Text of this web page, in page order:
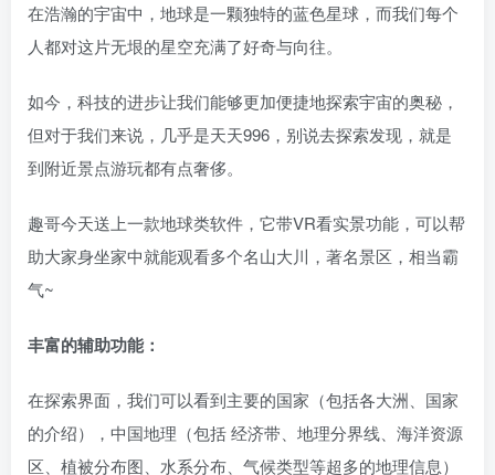
在浩瀚的宇宙中，地球是一颗独特的蓝色星球，而我们每个
人都对这片无垠的星空充满了好奇与向往。
如今，科技的进步让我们能够更加便捷地探索宇宙的奥秘，
但对于我们来说，几乎是天天996，别说去探索发现，就是
到附近景点游玩都有点奢侈。
趣哥今天送上一款地球类软件，它带VR看实景功能，可以帮
助大家身坐家中就能观看多个名山大川，著名景区，相当霸
气~
丰富的辅助功能：
在探索界面，我们可以看到主要的国家（包括各大洲、国家
的介绍），中国地理（包括 经济带、地理分界线、海洋资源
区、植被分布图、水系分布、气候类型等超多的地理信息）